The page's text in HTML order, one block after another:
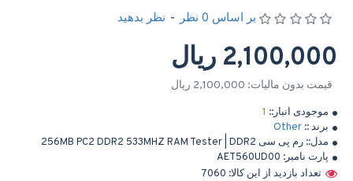
موجودی انبار:: 1
برند :: Other
مدل:: رم پی سی 256MB PC2 DDR2 533MHZ RAM Tester | DDR2
پارت نامبر: AET560UD00
تعداد بازدید از این کالا: 7060
بر اساس 0 نظر - نظر بدهید
2,100,000 ریال
قیمت بدون مالیات: 2,100,000 ریال